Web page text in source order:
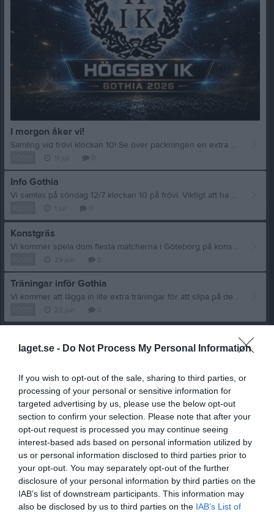
laget.se - Do Not Process My Personal Information
If you wish to opt-out of the sale, sharing to third parties, or
processing of your personal or sensitive information for
targeted advertising by us, please use the below opt-out
section to confirm your selection. Please note that after your
opt-out request is processed you may continue seeing
interest-based ads based on personal information utilized by
us or personal information disclosed to third parties prior to
your opt-out. You may separately opt-out of the further
disclosure of your personal information by third parties on the
IAB’s list of downstream participants. This information may
also be disclosed by us to third parties on the IAB’s List of
I morgon åker vi!
Samling vid frövi klockan 10! Se över packningen en extra gång så inget glöms bort. Pass/ID Fotbollsskor och benskydd Madrass, täcke, lakan och kudde Handduk Galge för att torka matchställ Laddare Fråga om något känns osäkert
Info Gothia
Vi samlas på söndag 12/7 klockan 10 på frövi. Viktigt att ha med sig förutom kläder och fotbolls utrustning är giltigt ID (pass, körkort eller liknande) och luftmadrass/liggunderlag att sova på. Madrassen får inte vara mer än ca 80 cm bred, annars kommer vi inte få plats med alla. Täcke, kudde och lakan är också bra att ha. Utan giltigt Id kommer man inte få vara med att spela. Bekväma skor är också bra att ha, vi kommer att gå en del. Bussen går hem på fredag klockan ca 17:30.
Konstgräs
Vi kommer spela dom flesta matcherna i Göteborg på konstgräs så vi tränar på konstgräset från och med nu.
Träningar inför Gothia
Vi kommer att lägga in lite extra träningar för att slipa på detaljer och gemenskapen inför Gothia. V 27 Tisdag och Torsdag 17:30-19:00 Någon träning eller kanske match på helgen V 28 Måndag, onsdag och fredag. Söndag, Avresa till Göteborg.
22 jul
Välkommen Kent Niklasson!
20 jul
HIK-draget juli⚽️😃
11 jun
HIK-draget juni⚽️